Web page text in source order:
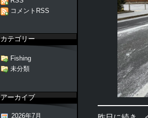
コメントRSS
カテゴリー
Fishing
未分類
アーカイブ
2026年7月